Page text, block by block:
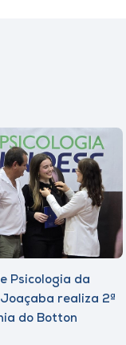
Psicologia da
Joaçaba realiza 2ª
do Botton